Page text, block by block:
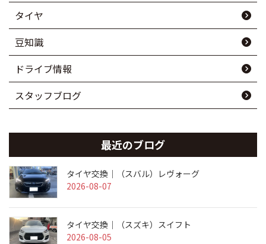
タイヤ
豆知識
ドライブ情報
スタッフブログ
最近のブログ
タイヤ交換｜（スバル）レヴォーグ
2026-08-07
タイヤ交換｜（スズキ）スイフト
2026-08-05